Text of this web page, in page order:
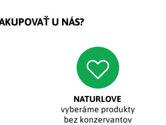
U NÁS?
NATURLOVE
vyberáme produkty
bez konzervantov